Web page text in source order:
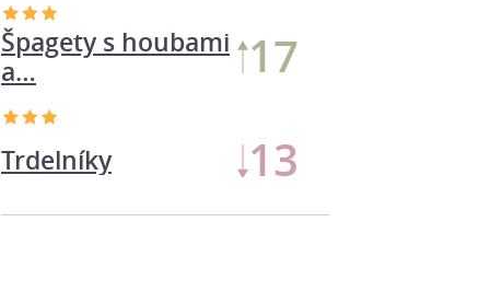
Špagety s houbami
a…
17
Trdelníky 11